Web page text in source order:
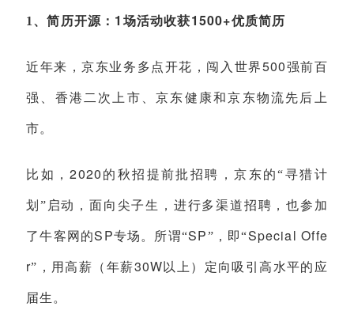
1 、简历开源： 1 场活动收获1500+优质简历
近年来，京东业务多点开花，闯入世界500强前百
强、香港二次上市、京东健康和京东物流先后上
市。
比如，2020 的秋招提前批招聘，京东的“寻猎计
划”启动，面向尖子生，进行多渠道招聘，也参加
了牛客网的SP专场。所谓“SP”，即“Special Offe
r”，用高薪（年薪30W 以上）定向吸引高水平的应
届生。